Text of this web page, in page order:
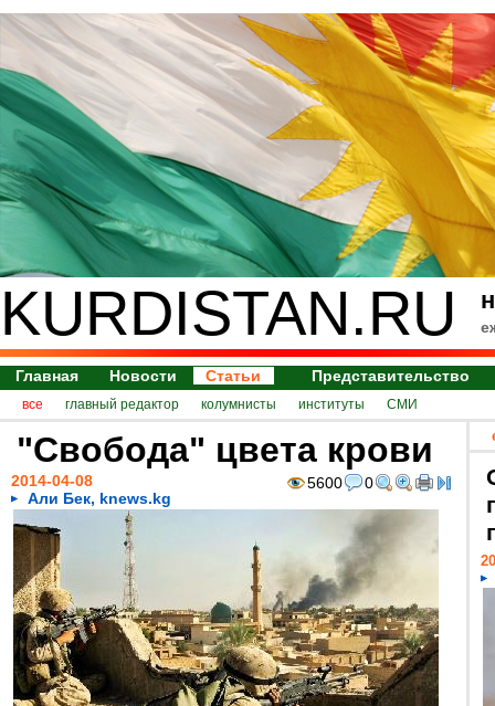
KURDISTAN.RU
Главная Новости Статьи Представительство
все главный редактор колумнисты институты СМИ
"Свобода" цвета крови
5600 0
2014-04-08
Али Бек, knews.kg